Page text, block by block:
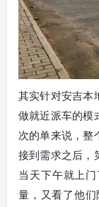
其实针对安吉本
做就近派车的模
次的单来说，整
接到需求之后，
当天下午就上
量，又看了他